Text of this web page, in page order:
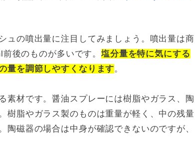
ュの噴出量に注目してみましょう。噴出量は商
後のものが多いです。塩分量を特に気にする
量を調節しやすくなります。
素材です。醤油スプレーには樹脂やガラス、陶
樹脂やガラス製のものは重量が軽く、中の残量
磁器の場合は中身が確認できないのですが、